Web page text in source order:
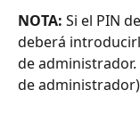
NOTA: Si el PIN
deberá
de
de